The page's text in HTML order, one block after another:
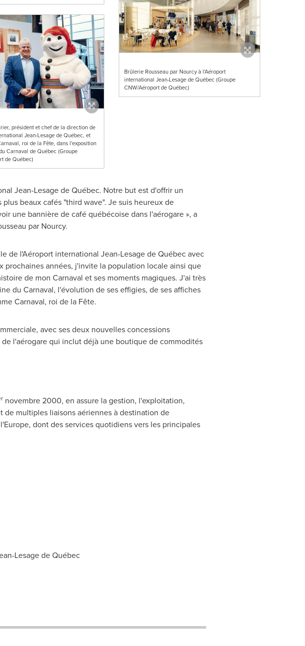
Brûlerie Rousseau par Nourcy à l'Aéroport
international Jean-Lesage de Québec (Groupe
CNW/Aéroport de Québec)
président et chef de la direction de
Jean-Lesage de Québec, et
roi de la Fête, dans l'exposition
Carnaval de Québec (Groupe
de Québec)
Jean-Lesage de Québec. Notre but est d'offrir un
beaux cafés "third wave". Je suis heureux de
une bannière de café québécoise dans l'aérogare », a
par Nourcy.
de l'Aéroport international Jean-Lesage de Québec avec
années, j'invite la population locale ainsi que
de mon Carnaval et ses moments magiques. J'ai très
du Carnaval, l'évolution de ses effigies, de ses affiches
Carnaval, roi de la Fête.
avec ses deux nouvelles concessions
l'aérogare qui inclut déjà une boutique de commodités
novembre 2000, en assure la gestion, l'exploitation,
multiples liaisons aériennes à destination de
Europe, dont des services quotidiens vers les principales
Lesage de Québec